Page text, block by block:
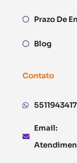
Prazo De
Blog
Contato
Email: